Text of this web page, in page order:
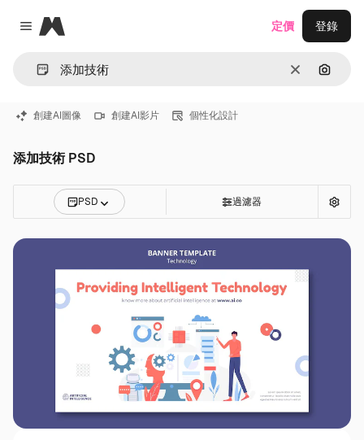
Close menu
Magnific
清除 通過圖
定價 登錄
創建AI圖像 創建AI影片 個性化設計
添加技術 PSD
PSD 過濾器